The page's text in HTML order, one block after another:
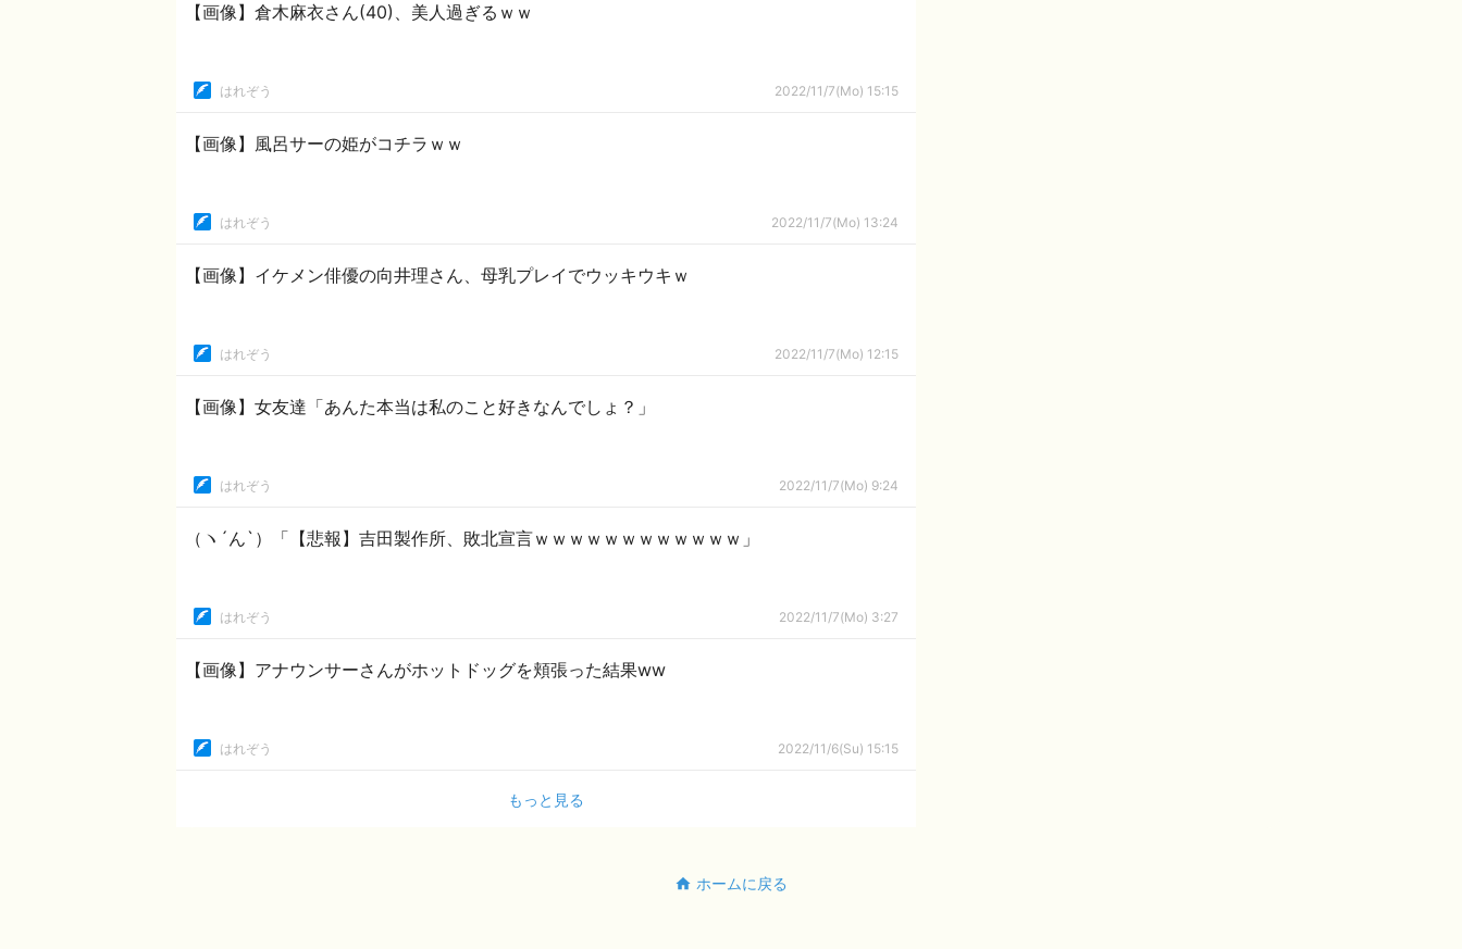
【画像】倉木麻衣さん(40)、美人過ぎるｗｗ
はれぞう 2022/11/7(Mo) 15:15
【画像】風呂サーの姫がコチラｗｗ
はれぞう 2022/11/7(Mo) 13:24
【画像】イケメン俳優の向井理さん、母乳プレイでウッキウキｗ
はれぞう 2022/11/7(Mo) 12:15
【画像】女友達「あんた本当は私のこと好きなんでしょ？」
はれぞう 2022/11/7(Mo) 9:24
（ヽ´ん`）「【悲報】吉田製作所、敗北宣言ｗｗｗｗｗｗｗｗｗｗｗｗ」
はれぞう 2022/11/7(Mo) 3:27
【画像】アナウンサーさんがホットドッグを頬張った結果ww
はれぞう 2022/11/6(Su) 15:15
もっと見る
ホームに戻る